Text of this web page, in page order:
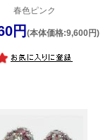
春色ピンク
円 (本体価格:9,600円)